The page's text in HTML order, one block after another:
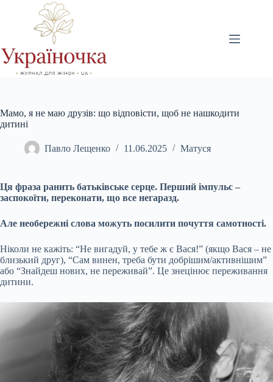
Мамо, я не маю друзів: що відповісти, щоб не нашкодити
дитині
Павло Лещенко 11.06.2025 Матуся
Ця фраза ранить батьківське серце. Перший імпульс –
заспокоїти, переконати, що все негаразд.
Але необережні слова можуть посилити почуття самотності.
Ніколи не кажіть: “Не вигадуй, у тебе ж є Вася!” (якщо Вася – не
близький друг), “Сам винен, треба бути добрішим/активнішим”
або “Знайдеш нових, не переживай”. Це знецінює переживання
дитини.